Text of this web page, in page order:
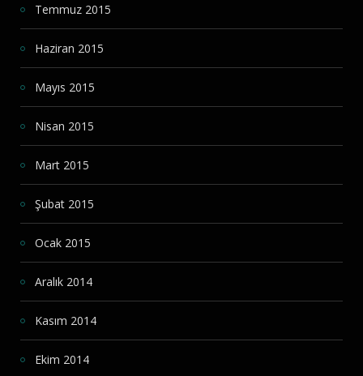
Temmuz 2015
Haziran 2015
Mayıs 2015
Nisan 2015
Mart 2015
Şubat 2015
Ocak 2015
Aralık 2014
Kasım 2014
Ekim 2014